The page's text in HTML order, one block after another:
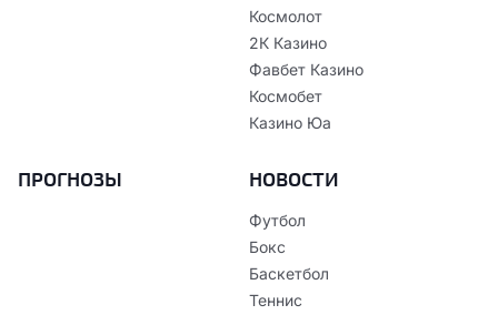
Космолот
2К Казино
Фавбет Казино
Космобет
Казино Юа
ПРОГНОЗЫ НОВОСТИ
Футбол
Бокс
Баскетбол
Теннис